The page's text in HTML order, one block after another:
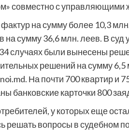
совместно с
на сумму более 10,3
на сумму 36,6 млн. леев. В
случаях были вынесены
решений на сумму 6,5
На почти 700 квартир и
банковские карточки 800
у которых еще
решать вопросы в судебном